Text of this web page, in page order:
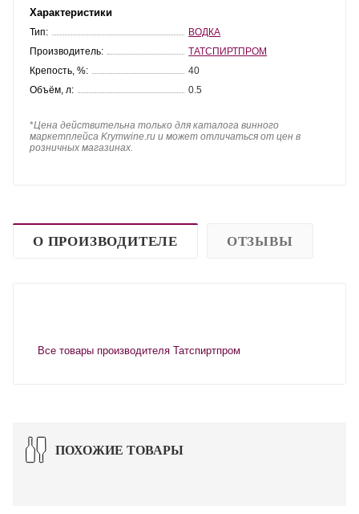
Характеристики
Тип:
ВОДКА
Производитель:
ТАТСПИРТПРОМ
Крепость, %:
40
Объём, л:
0.5
*Цена действительна только для каталога винного
маркетплейса Krymwine.ru и может отличаться от цен в
розничных магазинах.
О ПРОИЗВОДИТЕЛЕ ОТЗЫВЫ
Все товары производителя Татспиртпром
ПОХОЖИЕ ТОВАРЫ